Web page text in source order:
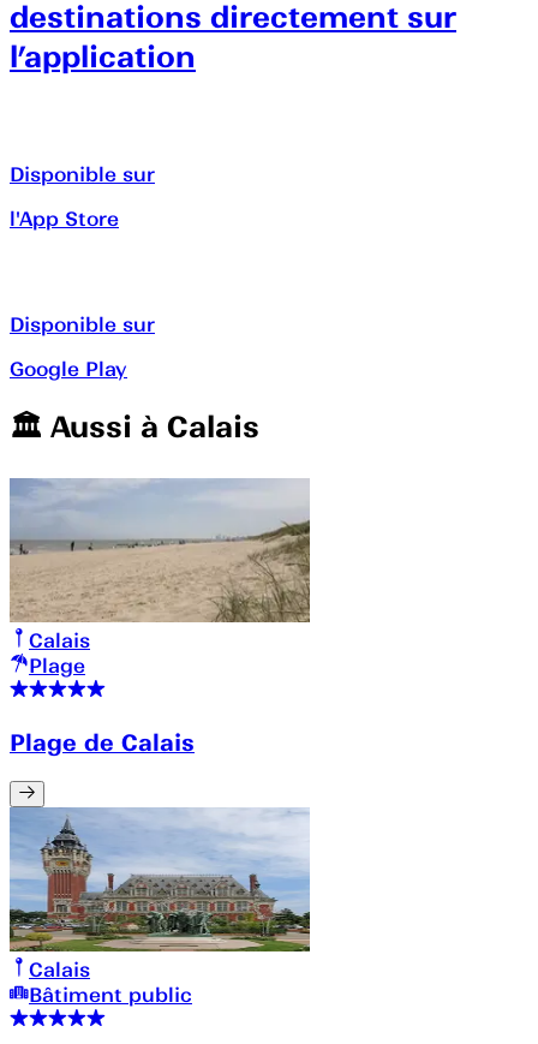
destinations directement sur
l’application
Disponible sur
l'App Store
Disponible sur
Google Play
🏛️️ Aussi à Calais
Calais
Plage
Plage de Calais
Calais
Bâtiment public